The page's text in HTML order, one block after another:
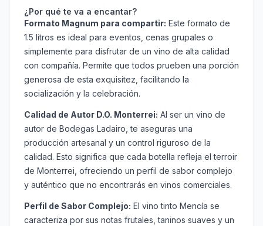
¿Por qué te va a encantar?
Formato Magnum para compartir: Este formato de
1.5 litros es ideal para eventos, cenas grupales o
simplemente para disfrutar de un vino de alta calidad
con compañía. Permite que todos prueben una porción
generosa de esta exquisitez, facilitando la
socialización y la celebración.
Calidad de Autor D.O. Monterrei: Al ser un vino de
autor de Bodegas Ladairo, te aseguras una
producción artesanal y un control riguroso de la
calidad. Esto significa que cada botella refleja el terroir
de Monterrei, ofreciendo un perfil de sabor complejo
y auténtico que no encontrarás en vinos comerciales.
Perfil de Sabor Complejo: El vino tinto Mencía se
caracteriza por sus notas frutales, taninos suaves y un